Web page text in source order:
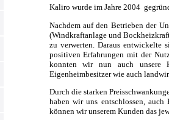
Kaliro wurde im Jahre 2004
Nachdem auf den Betrieben der
(Windkraftanlage und
zu verwerten. Daraus entwickelte
positiven Erfahrungen mit der
konnten wir nun auch unsere
Eigenheimbesitzer wie auch
Durch die starken
haben wir uns entschlossen,
können wir unserem Kunden das